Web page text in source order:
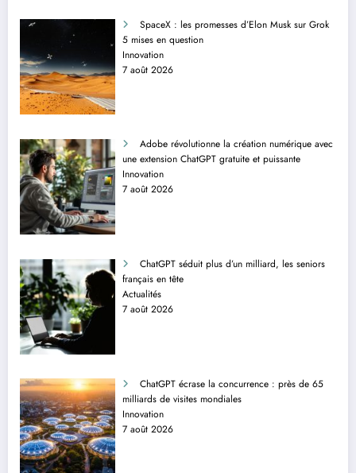
SpaceX : les promesses d’Elon Musk sur Grok
5 mises en question
Innovation
7 août 2026
Adobe révolutionne la création numérique avec
une extension ChatGPT gratuite et puissante
Innovation
7 août 2026
ChatGPT séduit plus d’un milliard, les seniors
français en tête
Actualités
7 août 2026
ChatGPT écrase la concurrence : près de 65
milliards de visites mondiales
Innovation
7 août 2026